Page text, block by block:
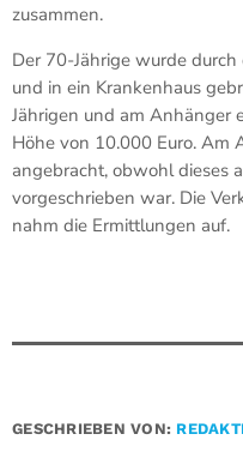
zusammen.
Der 70-Jährige wurde
und in ein Krankenhaus
Jährigen und am Anhänger
Höhe von 10.000 Euro. Am
angebracht, obwohl dieses
vorgeschrieben war. Die
nahm die Ermittlungen auf.
GESCHRIEBEN VON: